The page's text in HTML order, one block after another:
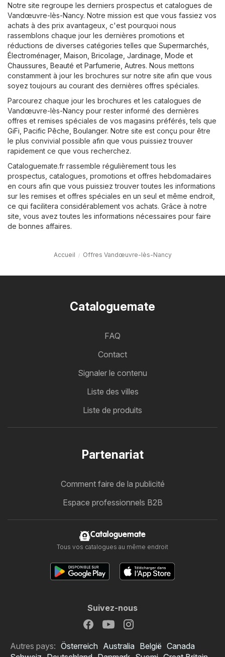
Notre site regroupe les derniers prospectus et catalogues de
Vandœuvre-lès-Nancy. Notre mission est que vous fassiez vos
achats à des prix avantageux, c'est pourquoi nous
rassemblons chaque jour les dernières promotions et
réductions de diverses catégories telles que Supermarchés
Électroménager, Maison, Bricolage, Jardinage Mode et
Chaussures Beauté et Parfumerie Autres. Nous mettons
constamment à jour les brochures sur notre site afin que vous
soyez toujours au courant des dernières offres spéciales.
Parcourez chaque jour les brochures et les catalogues de
Vandœuvre-lès-Nancy pour rester informé des dernières
offres et remises spéciales de vos magasins préférés, tels que
GiFi Pacific Pêche Boulanger. Notre site est conçu pour être
le plus convivial possible afin que vous puissiez trouver
rapidement ce que vous recherchez.
Cataloguemate.fr rassemble régulièrement tous les
prospectus, catalogues, promotions et offres hebdomadaires
en cours afin que vous puissiez trouver toutes les informations
sur les remises et offres spéciales en un seul et même endroit,
ce qui facilitera considérablement vos achats. Grâce à notre
site, vous avez toutes les informations nécessaires pour faire
de bonnes affaires.
Accueil Offres Vandœuvre-lès-Nancy
Cataloguemate
FAQ
Contact
Signaler le contenu
Liste des villes
Liste de produits
Partenariat
Comment faire de la publicité
Espace professionnels B2B
Cataloguemate
Tous vos catalogues au même endroit
Suivez-nous
Autres pays: Österreich Australia België Canada